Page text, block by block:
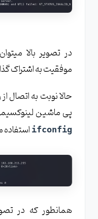
در تصویر بالا
موفقیت به اشتراک
حالا نوبت به اتصال از
پی ماشین
ifconfig استفاده
همانطور که در